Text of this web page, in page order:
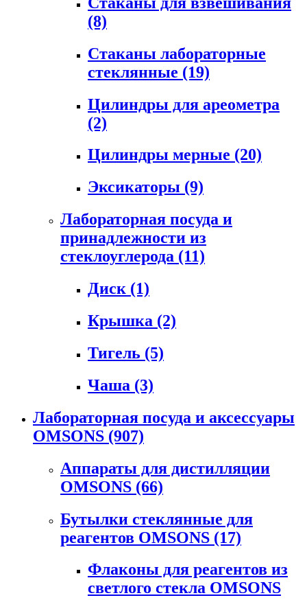
(8)
Стаканы лабораторные
стеклянные (19)
Цилиндры для ареометра
(2)
Цилиндры мерные (20)
Эксикаторы (9)
Лабораторная посуда и
принадлежности из
стеклоуглерода (11)
Диск (1)
Крышка (2)
Тигель (5)
Чаша (3)
Лабораторная посуда и аксессуары
OMSONS (907)
Аппараты для дистилляции
OMSONS (66)
Бутылки стеклянные для
реагентов OMSONS (17)
Флаконы для реагентов из
светлого стекла OMSONS